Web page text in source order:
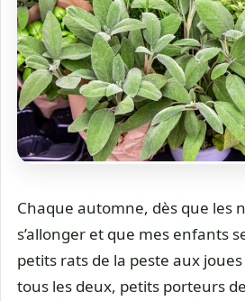
Chaque automne, dès que les
s’allonger et que mes enfants
petits rats de la peste aux
tous les deux, petits porteurs